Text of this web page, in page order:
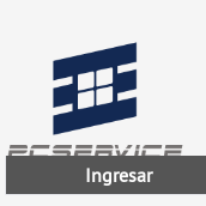
Ingresar